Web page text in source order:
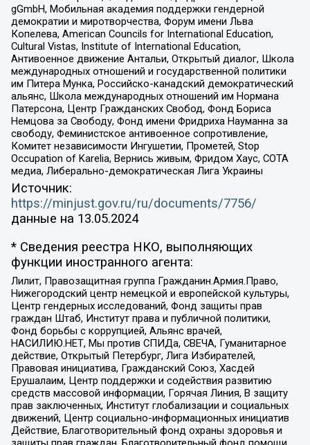
gGmbH, Мобильная академия поддержки гендерной
демократии и миротворчества, Форум имени Льва
Копелева, American Councils for International Education,
Cultural Vistas, Institute of International Education,
Антивоенное движение Антальи, Открытый диалог, Школа
международных отношений и государственной политики
им Питера Мунка, Российско-канадский демократический
альянс, Школа международных отношений им Нормана
Патерсона, Центр Гражданских Свобод, Фонд Бориса
Немцова за Свободу, Фонд имени Фридриха Науманна за
свободу, Феминистское антивоенное сопротивление,
Комитет независимости Ингушетии, Прометей, Stop
Occupation of Karelia, Вернись живым, Фридом Хаус, СОТА
медиа, Либерально-демократическая Лига Украины
Источник:
https://minjust.gov.ru/ru/documents/7756/
данные на 13.05.2024
* Сведения реестра НКО, выполняющих
функции иностранного агента:
Лилит, Правозащитная группа Гражданин.Армия.Право,
Нижегородский центр немецкой и европейской культуры,
Центр гендерных исследований, Фонд защиты прав
граждан Штаб, Институт права и публичной политики,
Фонд борьбы с коррупцией, Альянс врачей,
НАСИЛИЮ.НЕТ, Мы против СПИДа, СВЕЧА, Гуманитарное
действие, Открытый Петербург, Лига Избирателей,
Правовая инициатива, Гражданский Союз, Хасдей
Ерушалаим, Центр поддержки и содействия развитию
средств массовой информации, Горячая Линия, В защиту
прав заключенных, Институт глобализации и социальных
движений, Центр социально-информационных инициатив
Действие, Благотворительный фонд охраны здоровья и